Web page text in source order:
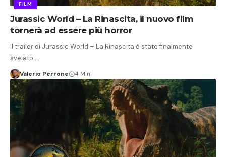
FILM
Jurassic World – La Rinascita, il nuovo film
tornerà ad essere più horror
Il trailer di Jurassic World – La Rinascita è stato finalmente
svelato.…
Valerio Perrone 4 Min